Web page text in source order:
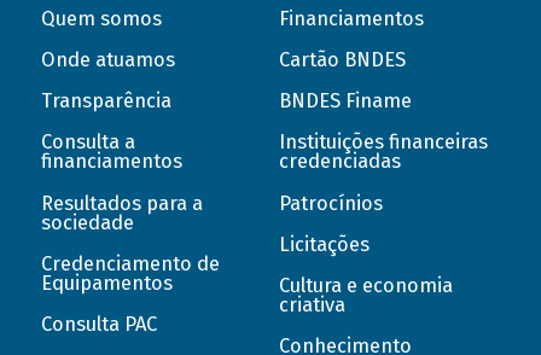
Quem somos
Onde atuamos
Transparência
Consulta a
financiamentos
Resultados para a
sociedade
Credenciamento de
Equipamentos
Consulta PAC
Financiamentos
Cartão BNDES
BNDES Finame
Instituições financeiras
credenciadas
Patrocínios
Licitações
Cultura e economia
criativa
Conhecimento